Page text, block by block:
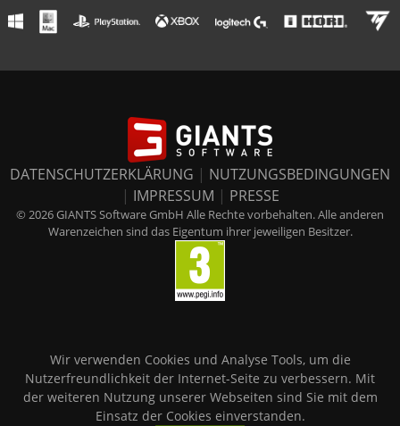
DATENSCHUTZERKLÄRUNG | NUTZUNGSBEDINGUNGEN
| IMPRESSUM | PRESSE
© 2026 GIANTS Software GmbH Alle Rechte vorbehalten. Alle anderen
Warenzeichen sind das Eigentum ihrer jeweiligen Besitzer.
Wir verwenden Cookies und Analyse Tools, um die
Nutzerfreundlichkeit der Internet-Seite zu verbessern. Mit
der weiteren Nutzung unserer Webseiten sind Sie mit dem
Einsatz der Cookies einverstanden.